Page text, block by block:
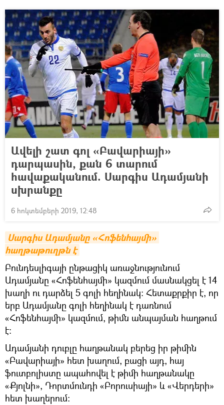
Ավելի շատ գոլ «Բավարիայի»
դարպասին, քան 6 տարում
հավաքականում. Սարգիս Ադամյանի
սխրանքը
6 հոկտեմբերի 2019, 12:48
Սարգիս Ադամյանը «Հոֆենհայմի»
հաղթաթուղթն է
Բունդեսլիգայի ընթացիկ առաջնությունում
Ադամյանը «Հոֆենհայմի» կազմում մասնակցել է 14
խաղի ու դարձել 5 գոլի հեղինակ: Հետաքրքիր է, որ
երբ Ադամյանը գոլի հեղինակ է դառնում
«Հոֆենհայմի» կազմում, թիմն անպայման հաղթում
է:
Ադամյանի դուբլը հաղթանակ բերեց իր թիմին
«Բավարիայի» հետ խաղում, բացի այդ, հայ
ֆուտբոլիստը ապահովել է թիմի հաղթանակը
«Քյոլնի», Դորտմունդի «Բորուսիայի» և «Վերդերի»
հետ խաղերում: